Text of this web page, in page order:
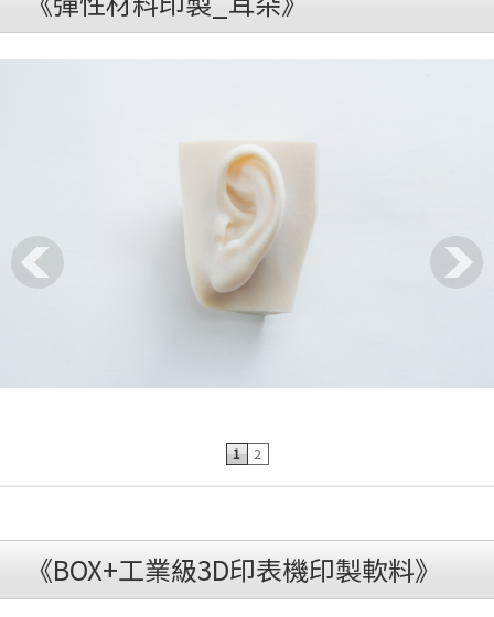
公
1 2
《BOX+工業級3D印表機印製軟料》